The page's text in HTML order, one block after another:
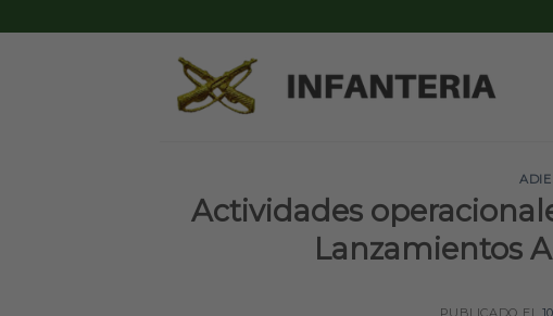
to
Actividades
Lanzamientos
PUBLICADO EL